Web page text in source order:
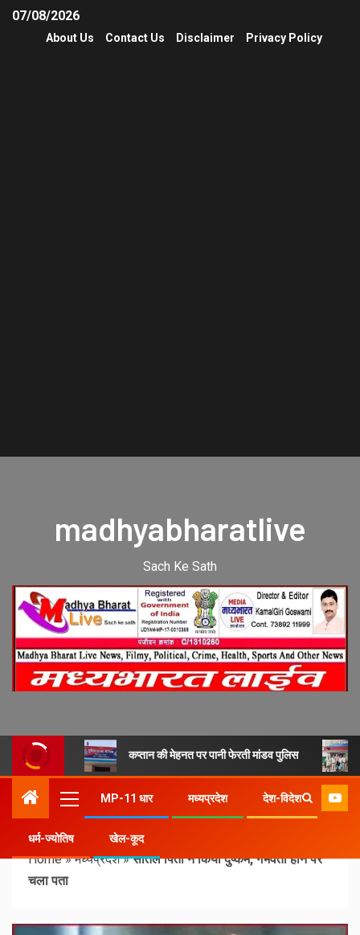
07/08/2026
About Us Contact Us Disclaimer Privacy Policy
madhyabharatlive
Sach Ke Sath
कप्तान की मेहनत पर पानी फेरती मांडव पुलिस
MP-11 धार मध्यप्रदेश देश-विदेश
धर्म-ज्योतिष खेल-कूद
Home»मध्यप्रदेश»सौतेले पिता ने किया दुष्कर्म, गर्भवती होने पर
चला पता